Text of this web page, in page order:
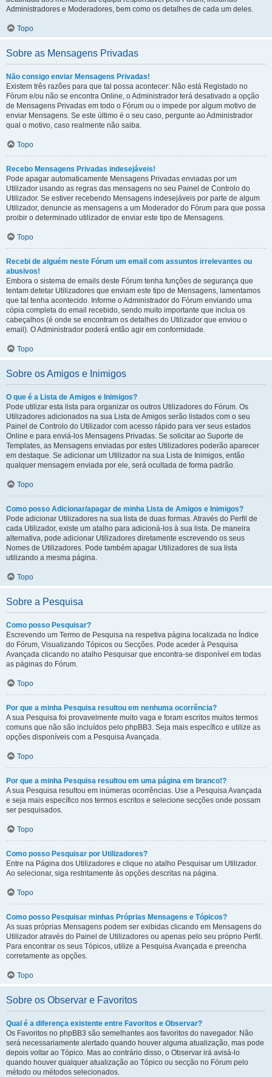
Administradores e Moderadores, bem como os detalhes de cada um deles.
Topo
Sobre as Mensagens Privadas
Não consigo enviar Mensagens Privadas!
Existem três razões para que tal possa acontecer: Não está Registado no
Fórum e/ou não se encontra Online, o Administrador terá desativado a opção
de Mensagens Privadas em todo o Fórum ou o impede por algum motivo de
enviar Mensagens. Se este último é o seu caso, pergunte ao Administrador
qual o motivo, caso realmente não saiba.
Topo
Recebo Mensagens Privadas indesejáveis!
Pode apagar automaticamente Mensagens Privadas enviadas por um
Utilizador usando as regras das mensagens no seu Painel de Controlo do
Utilizador. Se estiver recebendo Mensagens indesejáveis por parte de algum
Utilizador, denuncie as mensagens a um Moderador do Fórum para que possa
proibir o determinado utilizador de enviar este tipo de Mensagens.
Topo
Recebi de alguém neste Fórum um email com assuntos irrelevantes ou
abusivos!
Embora o sistema de emails deste Fórum tenha funções de segurança que
tentam detetar Utilizadores que enviam este tipo de Mensagens, lamentamos
que tal tenha acontecido. Informe o Administrador do Fórum enviando uma
cópia completa do email recebido, sendo muito importante que inclua os
cabeçalhos (é onde se encontram os detalhes do Utilizador que enviou o
email). O Administrador poderá então agir em conformidade.
Topo
Sobre os Amigos e Inimigos
O que é a Lista de Amigos e Inimigos?
Pode utilizar esta lista para organizar os outros Utilizadores do Fórum. Os
Utilizadores adicionados na sua Lista de Amigos serão listados com o seu
Painel de Controlo do Utilizador com acesso rápido para ver seus estados
Online e para enviá-los Mensagens Privadas. Se solicitar ao Suporte de
Templates, as Mensagens enviadas por estes Utilizadores poderão aparecer
em destaque. Se adicionar um Utilizador na sua Lista de Inimigos, então
qualquer mensagem enviada por ele, será ocultada de forma padrão.
Topo
Como posso Adicionar/apagar de minha Lista de Amigos e Inimigos?
Pode adicionar Utilizadores na sua lista de duas formas. Através do Perfil de
cada Utilizador, existe um atalho para adicioná-los à sua lista. De maneira
alternativa, pode adicionar Utilizadores diretamente escrevendo os seus
Nomes de Utilizadores. Pode também apagar Utilizadores de sua lista
utilizando a mesma página.
Topo
Sobre a Pesquisa
Como posso Pesquisar?
Escrevendo um Termo de Pesquisa na respetiva página localizada no Índice
do Fórum, Visualizando Tópicos ou Secções. Pode aceder à Pesquisa
Avançada clicando no atalho Pesquisar que encontra-se disponível em todas
as páginas do Fórum.
Topo
Por que a minha Pesquisa resultou em nenhuma ocorrência?
A sua Pesquisa foi provavelmente muito vaga e foram escritos muitos termos
comuns que não são incluídos pelo phpBB3. Seja mais específico e utilize as
opções disponíveis com a Pesquisa Avançada.
Topo
Por que a minha Pesquisa resultou em uma página em branco!?
A sua Pesquisa resultou em inúmeras ocorrências. Use a Pesquisa Avançada
e seja mais específico nos termos escritos e selecione secções onde possam
ser pesquisados.
Topo
Como posso Pesquisar por Utilizadores?
Entre na Página dos Utilizadores e clique no atalho Pesquisar um Utilizador.
Ao selecionar, siga restritamente às opções descritas na página.
Topo
Como posso Pesquisar minhas Próprias Mensagens e Tópicos?
As suas próprias Mensagens podem ser exibidas clicando em Mensagens do
Utilizador através do Painel de Utilizadores ou apenas pelo seu próprio Perfil.
Para encontrar os seus Tópicos, utilize a Pesquisa Avançada e preencha
corretamente as opções.
Topo
Sobre os Observar e Favoritos
Qual é a diferença existente entre Favoritos e Observar?
Os Favoritos no phpBB3 são semelhantes aos favoritos do navegador. Não
será necessariamente alertado quando houver alguma atualização, mas pode
depois voltar ao Tópico. Mas ao contrário disso, o Observar irá avisá-lo
quando houver qualquer atualização ao Tópico ou secção no Fórum pelo
método ou métodos selecionados.